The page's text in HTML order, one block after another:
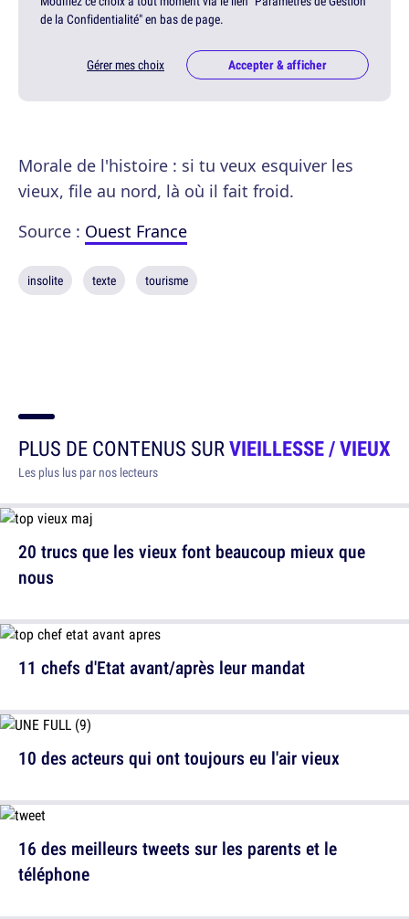
de la Confidentialité" en bas de page.
Gérer mes choix Accepter & afficher
Morale de l'histoire : si tu veux esquiver les
vieux, file au nord, là où il fait froid.
Source : Ouest France
insolite texte tourisme
PLUS DE CONTENUS SURVIEILLESSE / VIEUX
Les plus lus par nos lecteurs
20 trucs que les vieux font beaucoup mieux que
nous
10 des acteurs qui ont toujours eu l'air vieux
11 chefs d'Etat avant/après leur mandat
16 des meilleurs tweets sur les parents et le
téléphone